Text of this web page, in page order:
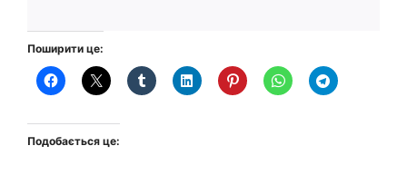
Поширити це:
Подобається це: